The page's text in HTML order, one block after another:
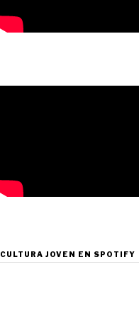
CULTURA JOVEN EN SPOTIFY